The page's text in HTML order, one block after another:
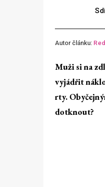
Autor článku:
Muži si na
vyjádřit
rty.
dotknout?